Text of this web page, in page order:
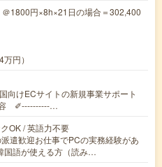
1800円×8h×21日の場合＝302,400
円）
向けECサイトの新規事業サポート
✐----------…
OK / 英語力不要
遣歓迎お仕事でPCの実務経験があ
国語が使える方（読み…